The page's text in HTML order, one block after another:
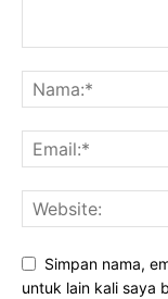
Simpan nama,
untuk lain kali saya